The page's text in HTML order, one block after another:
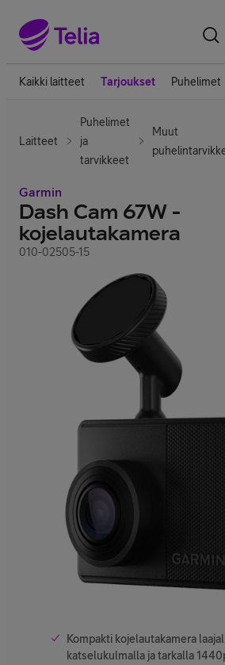
Kaikki laitteet Tarjoukset Puhelimet
Laitteet
Puhelimet
ja
tarvikkeet
Muut
Garmin
Dash Cam 67W -
kojelautakamera
010-02505-15
Kompakti kojelautakamera
katselukulmalla ja tarkalla